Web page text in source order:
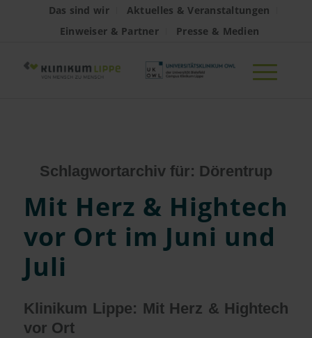
Das sind wir
Aktuelles & Veranstaltungen
Einweiser & Partner
Presse & Medien
Schlagwortarchiv für: Dörentrup
Mit Herz & Hightech
vor Ort im Juni und
Juli
Klinikum Lippe: Mit Herz & Hightech
vor Ort